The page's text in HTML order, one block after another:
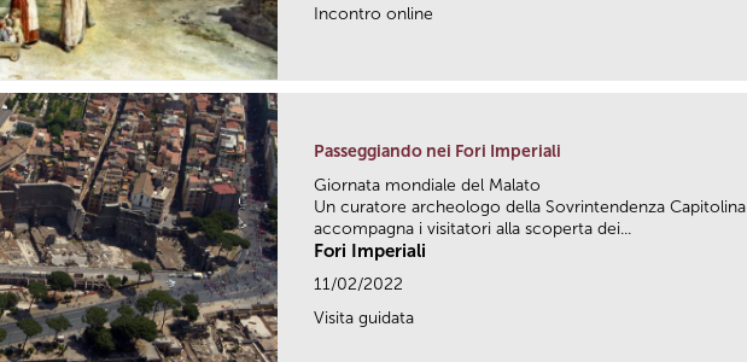
Incontro online
Passeggiando nei Fori Imperiali
Giornata mondiale del Malato
Un curatore archeologo della Sovrintendenza Capitolina
accompagna i visitatori alla scoperta dei...
Fori Imperiali
11/02/2022
Visita guidata